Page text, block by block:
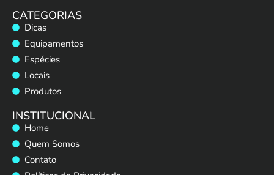
CATEGORIAS
Dicas
Equipamentos
Espécies
Locais
Produtos
INSTITUCIONAL
Home
Quem Somos
Contato